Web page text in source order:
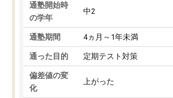
通塾開始時
の学年
中2
通塾期間 4ヵ月～1年未満
通った目的 定期テスト対策
偏差値の変
化
上がった